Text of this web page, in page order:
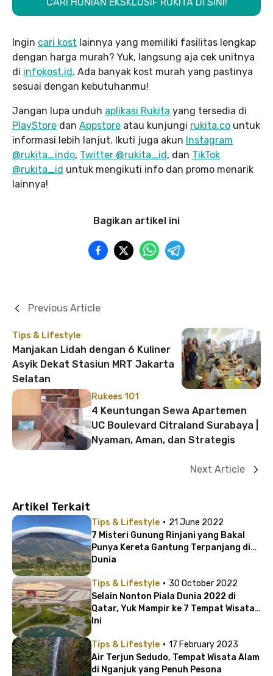
Ingin cari kost lainnya yang memiliki fasilitas lengkap
dengan harga murah? Yuk, langsung aja cek unitnya
di infokost.id. Ada banyak kost murah yang pastinya
sesuai dengan kebutuhanmu!
Jangan lupa unduh aplikasi Rukita yang tersedia di
PlayStore dan Appstore atau kunjungi rukita.co untuk
informasi lebih lanjut. Ikuti juga akun Instagram
@rukita_indo, Twitter @rukita_id, dan TikTok
@rukita_id untuk mengikuti info dan promo menarik
lainnya!
Bagikan artikel ini
Tips & Lifestyle
Manjakan Lidah dengan 6 Kuliner
Asyik Dekat Stasiun MRT Jakarta
Selatan
Previous Article
Rukees 101
4 Keuntungan Sewa Apartemen
UC Boulevard Citraland Surabaya |
Nyaman, Aman, dan Strategis
Next Article
Artikel Terkait
Tips & Lifestyle · 21 June 2022
7 Misteri Gunung Rinjani yang Bakal
Punya Kereta Gantung Terpanjang di
Dunia
Tips & Lifestyle · 30 October 2022
Selain Nonton Piala Dunia 2022 di
Qatar, Yuk Mampir ke 7 Tempat Wisata
Ini
Tips & Lifestyle · 17 February 2023
Air Terjun Sedudo, Tempat Wisata Alam
di Nganjuk yang Penuh Pesona